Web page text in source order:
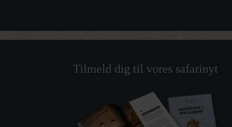
Tilmeld dig til vores safarinyt